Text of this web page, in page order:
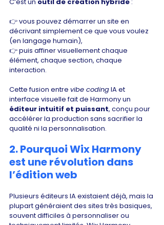
C’est un outil de création hybride :
👉 vous pouvez démarrer un site en
décrivant simplement ce que vous voulez
(en langage humain),
👉 puis affiner visuellement chaque
élément, chaque section, chaque
interaction.
Cette fusion entre vibe coding IA et
interface visuelle fait de Harmony un
éditeur intuitif et puissant, conçu pour
accélérer la production sans sacrifier la
qualité ni la personnalisation.
2. Pourquoi Wix Harmony
est une révolution dans
l’édition web
Plusieurs éditeurs IA existaient déjà, mais la
plupart généraient des sites très basiques,
souvent difficiles à personnaliser ou